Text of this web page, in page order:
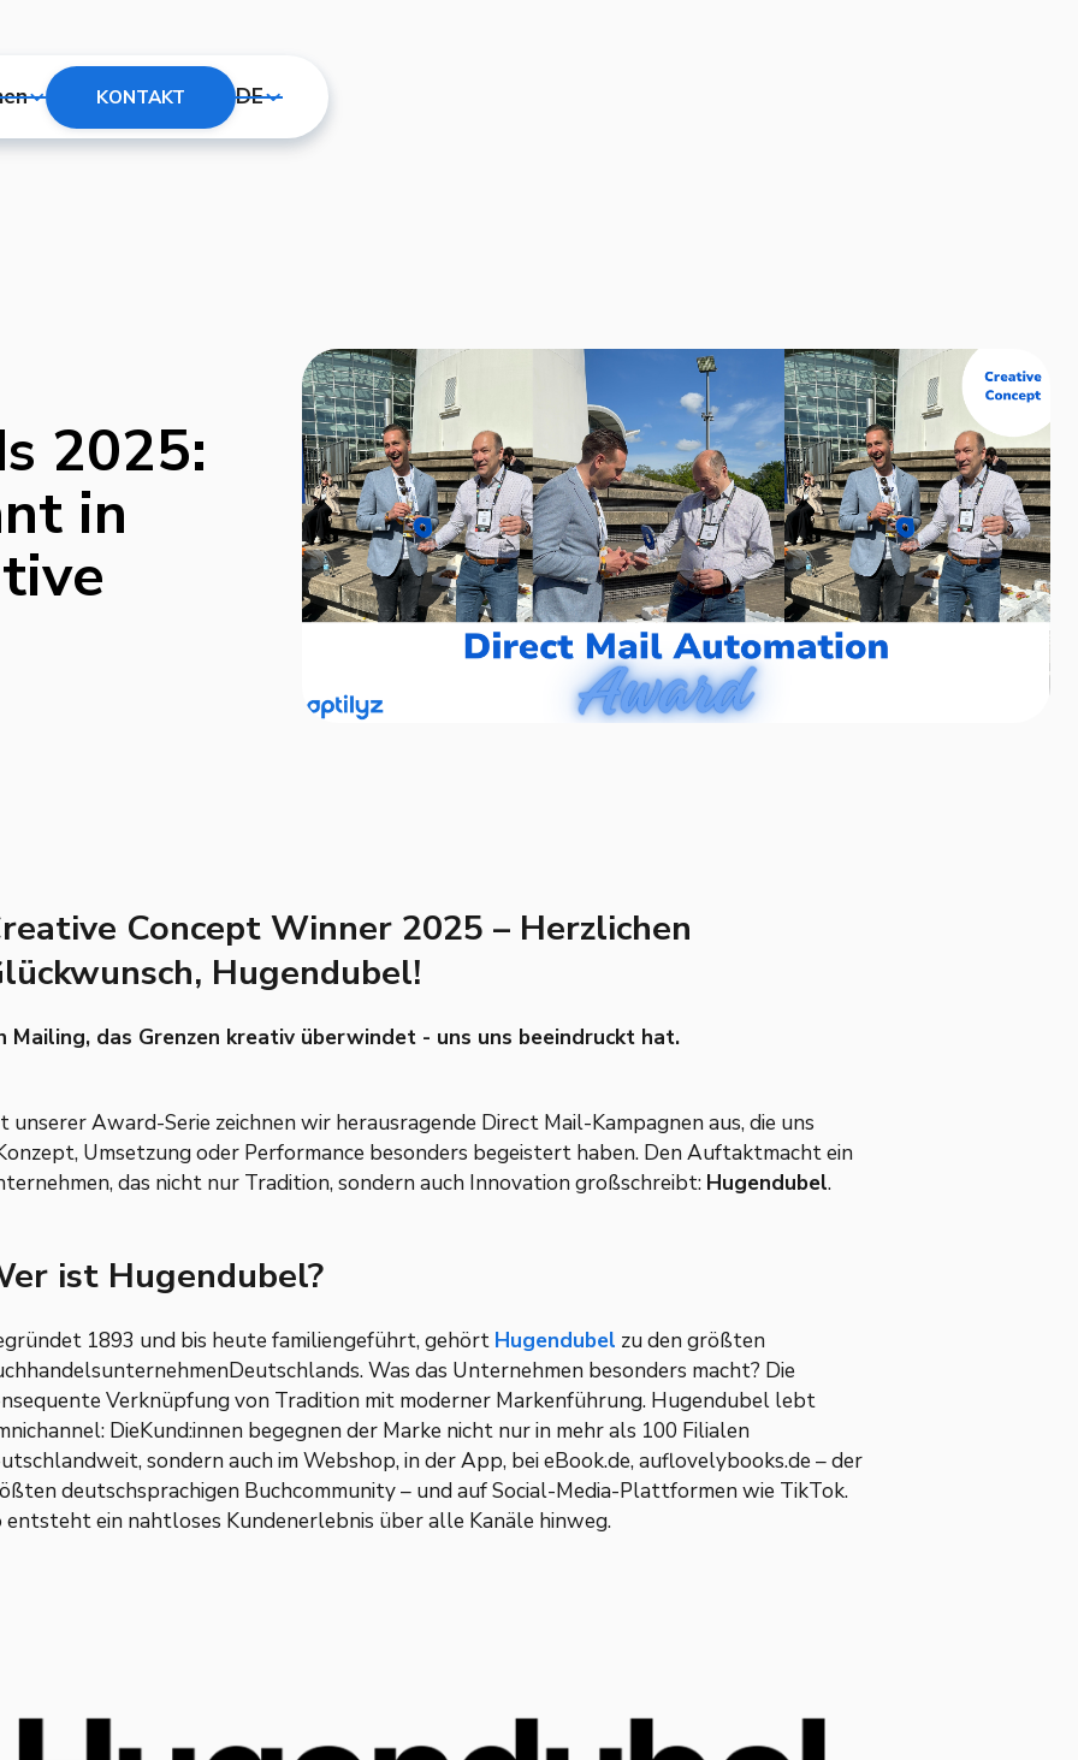
KONTAKT DE
2025:
in
Concept Winner 2025 – Herzlichen
Hugendubel!
Mailing, das Grenzen kreativ überwindet - uns uns beeindruckt hat.
unserer Award-Serie zeichnen wir herausragende Direct Mail-Kampagnen aus, die uns
Umsetzung oder Performance besonders begeistert haben. Den Auftaktmacht ein
das nicht nur Tradition, sondern auch Innovation großschreibt: Hugendubel.
ist Hugendubel?
1893 und bis heute familiengeführt, gehört Hugendubel zu den größten
Was das Unternehmen besonders macht? Die
Verknüpfung von Tradition mit moderner Markenführung. Hugendubel lebt
DieKund:innen begegnen der Marke nicht nur in mehr als 100 Filialen
sondern auch im Webshop, in der App, bei eBook.de, auflovelybooks.de – der
deutschsprachigen Buchcommunity – und auf Social-Media-Plattformen wie TikTok.
entsteht ein nahtloses Kundenerlebnis über alle Kanäle hinweg.